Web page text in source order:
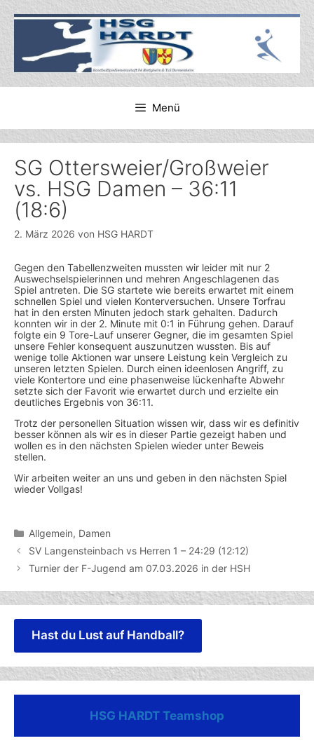
Inhalt
Menü
SG Ottersweier/Großweier
vs. HSG Damen – 36:11
(18:6)
2. März 2026 von HSG HARDT
Gegen den Tabellenzweiten mussten wir leider mit nur 2
Auswechselspielerinnen und mehren Angeschlagenen das
Spiel antreten. Die SG startete wie bereits erwartet mit einem
schnellen Spiel und vielen Konterversuchen. Unsere Torfrau
hat in den ersten Minuten jedoch stark gehalten. Dadurch
konnten wir in der 2. Minute mit 0:1 in Führung gehen. Darauf
folgte ein 9 Tore-Lauf unserer Gegner, die im gesamten Spiel
unsere Fehler konsequent auszunutzen wussten. Bis auf
wenige tolle Aktionen war unsere Leistung kein Vergleich zu
unseren letzten Spielen. Durch einen ideenlosen Angriff, zu
viele Kontertore und eine phasenweise lückenhafte Abwehr
setzte sich der Favorit wie erwartet durch und erzielte ein
deutliches Ergebnis von 36:11.
Trotz der personellen Situation wissen wir, dass wir es definitiv
besser können als wir es in dieser Partie gezeigt haben und
wollen es in den nächsten Spielen wieder unter Beweis
stellen.
Wir arbeiten weiter an uns und geben in den nächsten Spiel
wieder Vollgas!
Kategorien
Allgemein, Damen
SV Langensteinbach vs Herren 1 – 24:29 (12:12)
Turnier der F-Jugend am 07.03.2026 in der HSH
Hast du Lust auf Handball?
HSG HARDT Teamshop